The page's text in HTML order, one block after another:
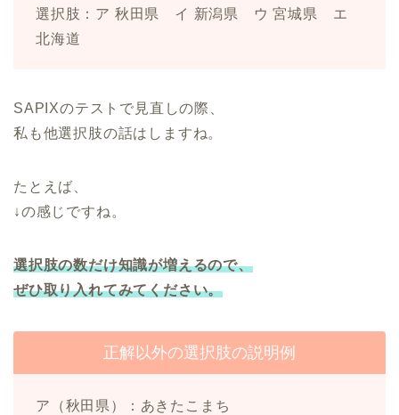
選択肢：ア 秋田県 イ 新潟県 ウ 宮城県 エ
北海道
SAPIXのテストで見直しの際、
私も他選択肢の話はしますね。
たとえば、
↓の感じですね。
選択肢の数だけ知識が増えるので、
ぜひ取り入れてみてください。
正解以外の選択肢の説明例
ア（秋田県）：あきたこまち